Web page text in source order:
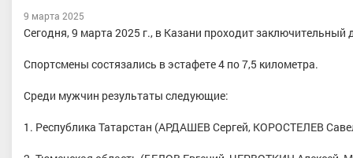
9 марта 2025
Сегодня, 9 марта 2025 г., в Казани проходит
Спортсмены состязались в эстафете 4 по 7,5 километра.
Среди мужчин результаты следующие:
1. Республика Татарстан (АРДАШЕВ Сергей, КОРОСТЕЛЕВ